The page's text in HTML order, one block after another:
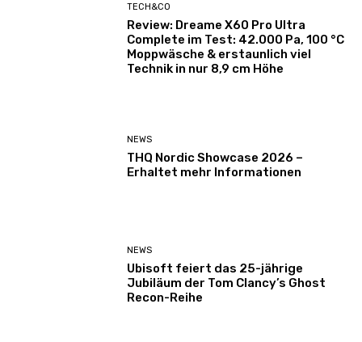
TECH&CO
Review: Dreame X60 Pro Ultra
Complete im Test: 42.000 Pa, 100 °C
Moppwäsche & erstaunlich viel
Technik in nur 8,9 cm Höhe
NEWS
THQ Nordic Showcase 2026 –
Erhaltet mehr Informationen
NEWS
Ubisoft feiert das 25-jährige
Jubiläum der Tom Clancy’s Ghost
Recon-Reihe